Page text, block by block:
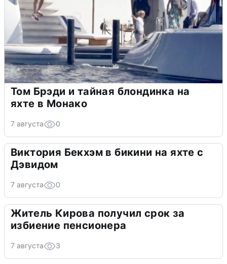
Том Брэди и тайная блондинка на
яхте в Монако
7 августа 0
Виктория Бекхэм в бикини на яхте с
Дэвидом
7 августа 0
Житель Кирова получил срок за
избиение пенсионера
7 августа 3